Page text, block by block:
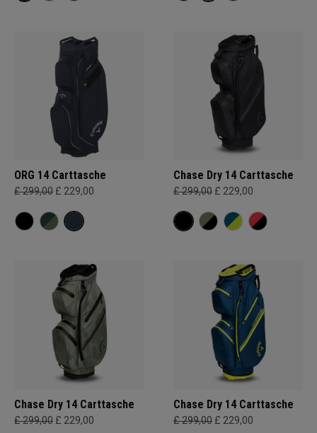
ORG 14 Carttasche
£ 299,00 £ 229,00
Chase Dry 14 Carttasche
£ 299,00 £ 229,00
Chase Dry 14 Carttasche
£ 299,00 £ 229,00
Chase Dry 14 Carttasche
£ 299,00 £ 229,00